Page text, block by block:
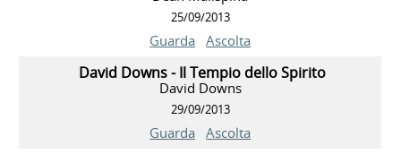
25/09/2013
Guarda Ascolta
David Downs - Il Tempio dello Spirito
David Downs
29/09/2013
Guarda Ascolta